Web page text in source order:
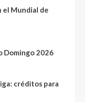
el Mundial de
Domingo 2026
créditos para